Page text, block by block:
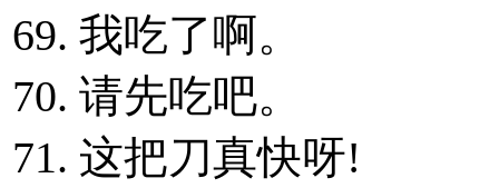
69. 我吃了啊。
70. 请先吃吧。
71. 这把刀真快呀!